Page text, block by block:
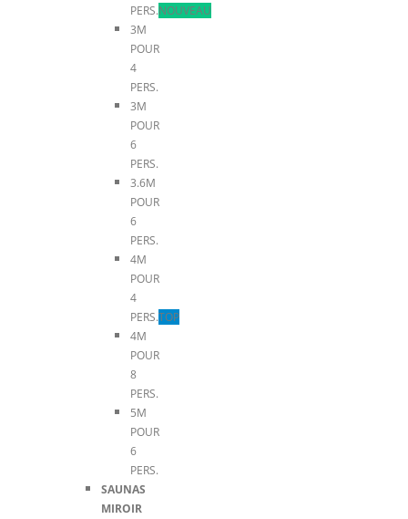
PERS.NOUVEAU
3M
POUR
4
PERS.
3M
POUR
6
PERS.
3.6M
POUR
6
PERS.
4M
POUR
4
PERS.TOP
4M
POUR
8
PERS.
5M
POUR
6
PERS.
SAUNAS
MIROIR